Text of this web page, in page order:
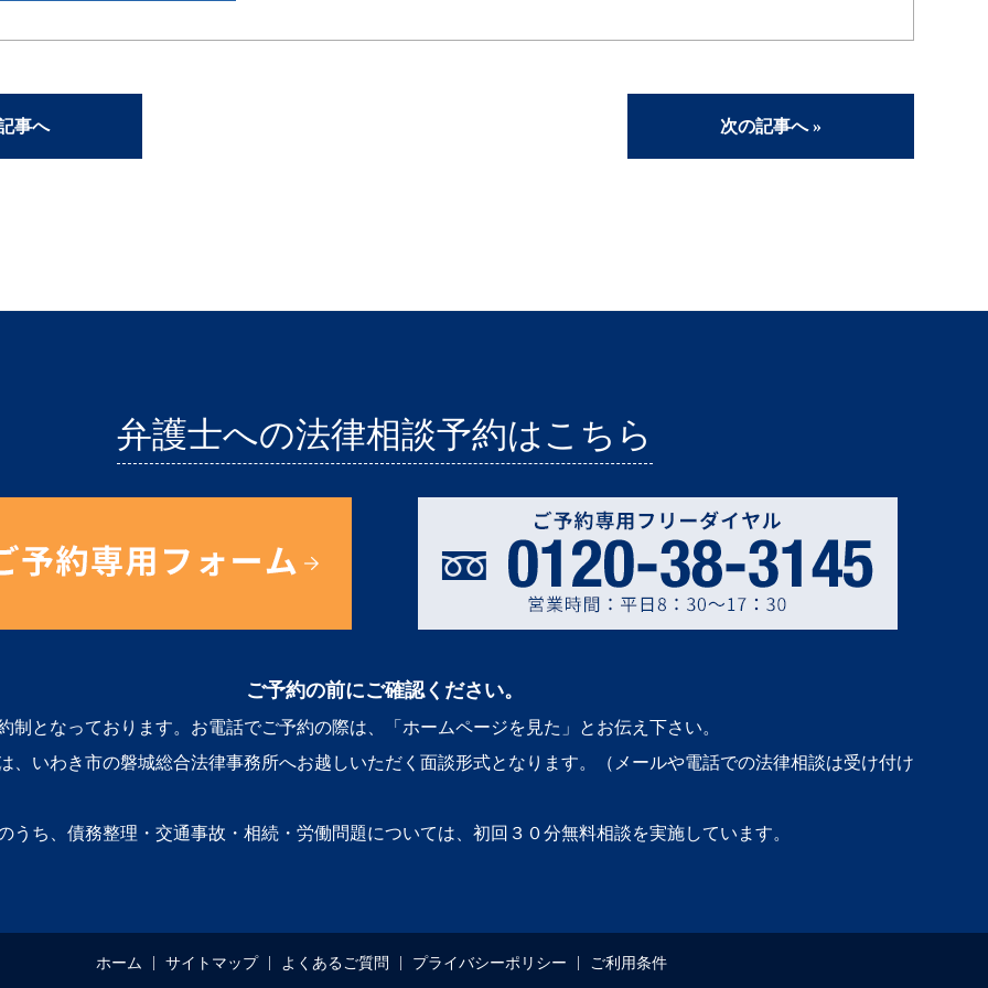
事へ 次の記事へ »
弁護士への法律相談予約はこちら
ご予約の前にご確認ください。
制となっております。お電話でご予約の際は、「ホームページを見た」とお伝え下さい。
、いわき市の磐城総合法律事務所へお越しいただく面談形式となります。（メールや電話での法律相談は受け付け
ち、債務整理・交通事故・相続・労働問題については、初回３０分無料相談を実施しています。
ホーム サイトマップ よくあるご質問 プライバシーポリシー ご利用条件